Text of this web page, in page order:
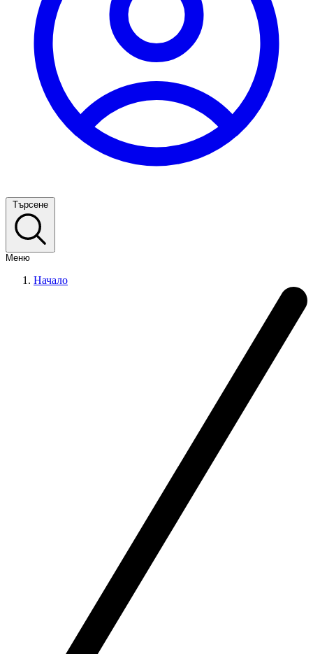
Търсене
Меню
Начало